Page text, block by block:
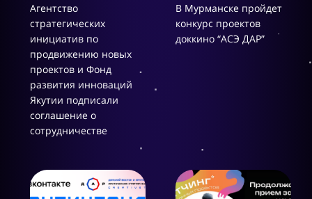
Агентство
стратегических
инициатив по
продвижению новых
проектов и Фонд
развития инноваций
Якутии подписали
соглашение о
сотрудничестве
В Мурманске пройдет
конкурс проектов
доккино “АСЭ ДАР”